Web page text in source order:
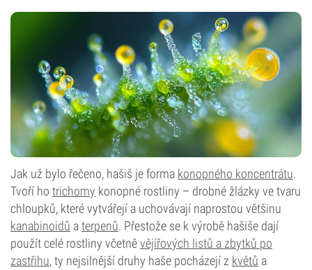
Jak už bylo řečeno, hašiš je forma konopného koncentrátu.
Tvoří ho trichomy konopné rostliny – drobné žlázky ve tvaru
chloupků, které vytvářejí a uchovávají naprostou většinu
kanabinoidů aterpenů. Přestože se k výrobě hašiše dají
použít celé rostliny včetněvějířových listů a zbytků po
zastřihu, ty nejsilnější druhy haše pocházejí z květů a